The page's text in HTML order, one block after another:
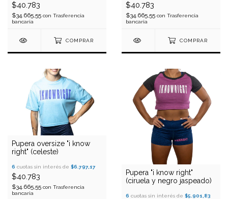
$40.783
$34.665,55 con Trasferencia
bancaria
COMPRAR
$40.783
$34.665,55 con Trasferencia
bancaria
COMPRAR
Pupera oversize "i know
right" (celeste)
6 cuotas sin interés de $6.797,17
$40.783
$34.665,55 con Trasferencia
bancaria
Pupera "i know right"
(ciruela y negro jaspeado)
6 cuotas sin interés de $5.901,83